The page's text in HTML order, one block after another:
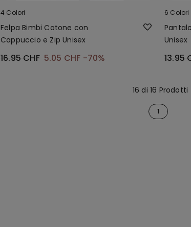
4 Colori
Felpa Bimbi Cotone con
Cappuccio e Zip Unisex
16.95 CHF 5.05 CHF -70%
6 Colori
Unisex
13.95
16 di 16 Prodotti
1